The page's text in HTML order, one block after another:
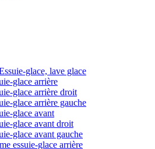
glace, lave glace
glace arrière
glace arrière droit
glace arrière gauche
glace avant
glace avant droit
glace avant gauche
essuie-glace arrière